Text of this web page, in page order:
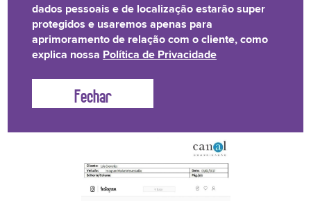
MÃE, TÔ FAMOSA!
Que a Lola anda muito famosinha, já não é nenhuma
novidade, não é mesmo?Confira aqui, por onde a Lola
dados pessoais e de localização estarão super
protegidos e usaremos apenas para
aprimoramento de relação com o cliente, como
explica nossa Política de Privacidade